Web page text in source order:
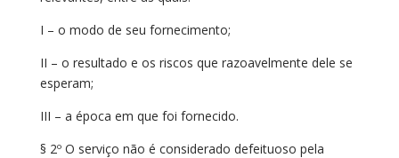
I – o modo de seu fornecimento;
II – o resultado e os riscos que razoavelmente dele se
esperam;
III – a época em que foi fornecido.
§ 2º O serviço não é considerado defeituoso pela